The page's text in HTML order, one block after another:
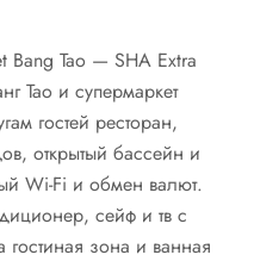
Bang Tao — SHA Extra
Тао и супермаркет
гостей ресторан,
открытый бассейн и
Wi-Fi и обмен валют.
сейф и тв с
зона и ванная